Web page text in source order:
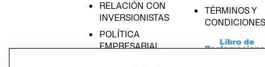
RELACIÓN CON
INVERSIONISTAS
POLÍTICA
EMPRESARIAL
TÉRMINOS Y
CONDICIONES